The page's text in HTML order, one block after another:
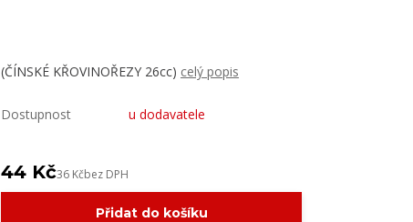
(ČÍNSKÉ KŘOVINOŘEZY 26cc) celý popis
Dostupnost u dodavatele
44 Kč36 Kčbez DPH
Přidat do košíku